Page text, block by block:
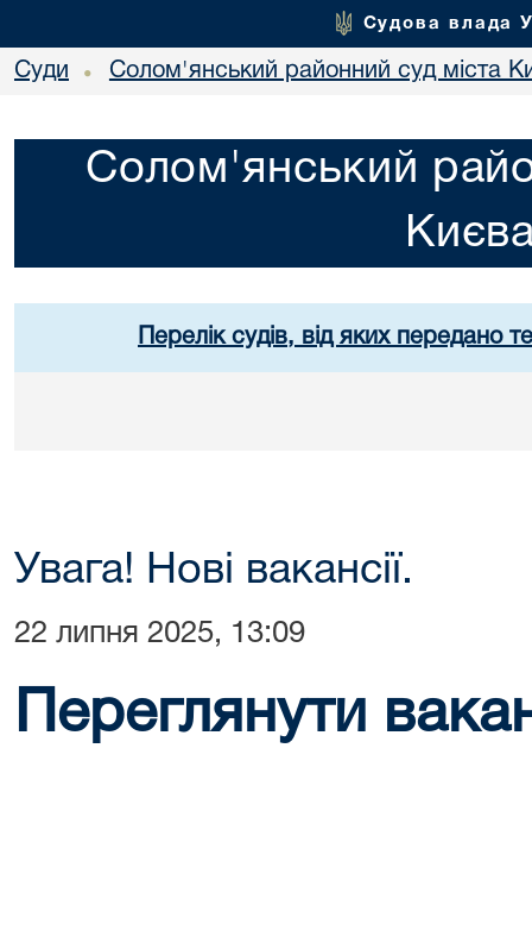
Судова влада
Суди • Солом'янський районний суд міста
Солом'янський
Перелік судів, від яких передано
Увага! Нові вакансії.
22 липня 2025, 13:09
Переглянути